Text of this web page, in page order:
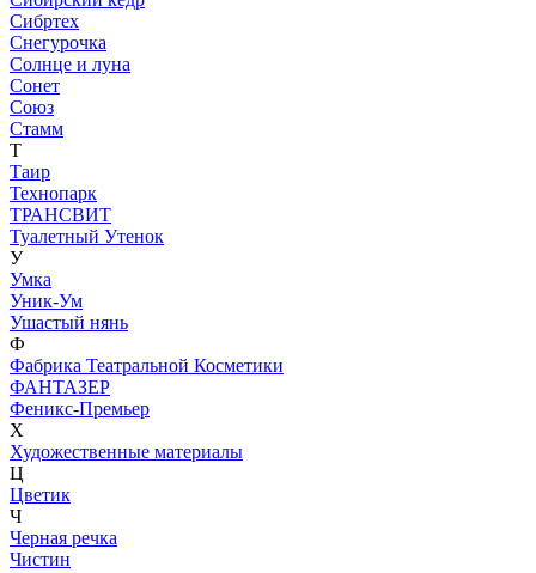
Сибртех
Снегурочка
Солнце и луна
Сонет
Союз
Стамм
Т
Таир
Технопарк
ТРАНСВИТ
Туалетный Утенок
У
Умка
Уник-Ум
Ушастый нянь
Ф
Фабрика Театральной Косметики
ФАНТАЗЕР
Феникс-Премьер
Х
Художественные материалы
Ц
Цветик
Ч
Черная речка
Чистин